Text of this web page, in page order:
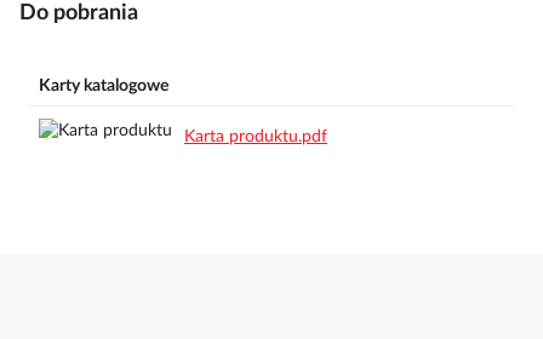
Do pobrania
Karty katalogowe
Karta produktu.pdf